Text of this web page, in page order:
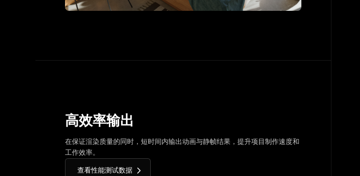
高效率输出
在保证渲染质量的同时，短时间内输出动画与静帧结果，提升项目制作速度和
工作效率。
查看性能测试数据